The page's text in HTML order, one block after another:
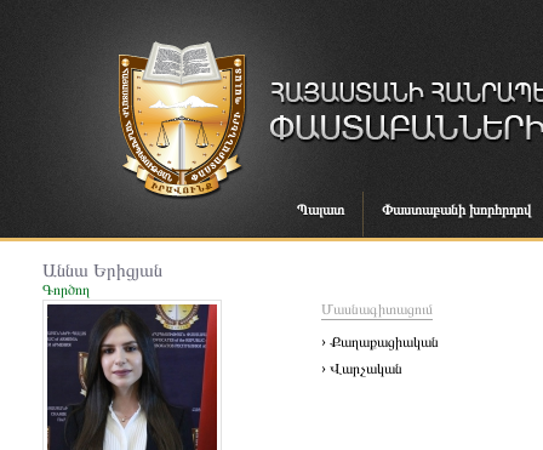
Պալատ Փաստաբանի խորհրդով
Աննա Երիցյան
Գործող
Մասնագիտացում
› Քաղաքացիական
› Վարչական